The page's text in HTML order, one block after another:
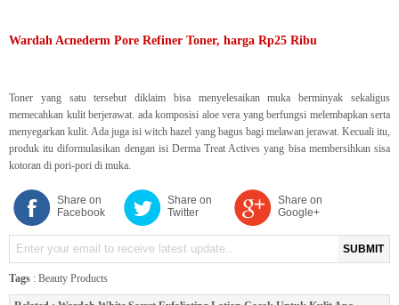
Wardah Acnederm Pore Refiner Toner, harga Rp25 Ribu
Toner yang satu tersebut diklaim bisa menyelesaikan muka berminyak sekaligus
memecahkan kulit berjerawat. ada komposisi aloe vera yang berfungsi melembapkan serta
menyegarkan kulit. Ada juga isi witch hazel yang bagus bagi melawan jerawat. Kecuali itu,
produk itu diformulasikan dengan isi Derma Treat Actives yang bisa membersihkan sisa
kotoran di pori-pori di muka.
Share on
Facebook
Share on
Twitter
Share on
Google+
SUBMIT
Tags : Beauty Products